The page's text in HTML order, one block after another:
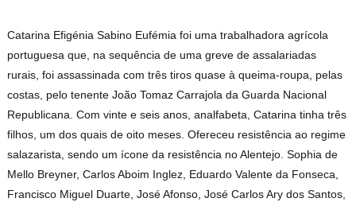
Catarina Efigénia Sabino Eufémia foi uma trabalhadora agrícola
portuguesa que, na sequência de uma greve de assalariadas
rurais, foi assassinada com três tiros quase à queima-roupa, pelas
costas, pelo tenente João Tomaz Carrajola da Guarda Nacional
Republicana. Com vinte e seis anos, analfabeta, Catarina tinha três
filhos, um dos quais de oito meses. Ofereceu resistência ao regime
salazarista, sendo um ícone da resistência no Alentejo. Sophia de
Mello Breyner, Carlos Aboim Inglez, Eduardo Valente da Fonseca,
Francisco Miguel Duarte, José Afonso, José Carlos Ary dos Santos,